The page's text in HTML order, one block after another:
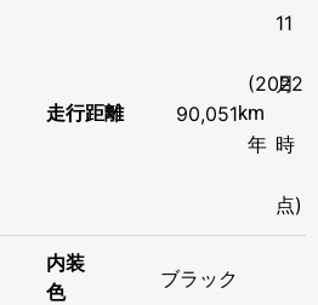
走行距離 90,051km
(2022
年
11
月
時
点)
内装
色
ブラック